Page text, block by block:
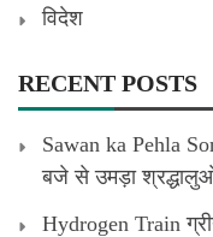
विदेश
RECENT POSTS
Sawan ka Pehla
बजे से उमड़ा
Hydrogen Train